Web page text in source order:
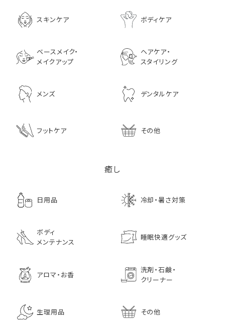
スキンケア ボディケア
ベースメイク・
メイクアップ
ヘアケア・
スタイリング
メンズ デンタルケア
フットケア その他
癒し
日用品 冷却・暑さ対策
ボディ
メンテナンス
睡眠快適グッズ
アロマ・お香
洗剤・石鹸・
クリーナー
生理用品 その他